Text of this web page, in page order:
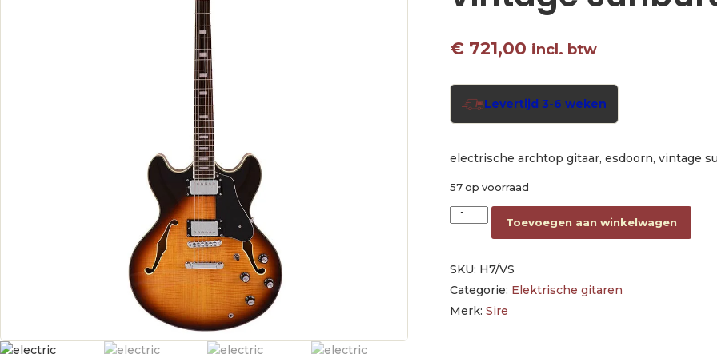
€ 721,00 incl. btw
Levertijd 3-6 weken
electrische archtop gitaar, esdoorn, vintage
57 op voorraad
electric archtop guitar vintage sunburst aantal
Toevoegen aan winkelwagen
SKU: H7/VS
Categorie: Elektrische gitaren
Merk: Sire